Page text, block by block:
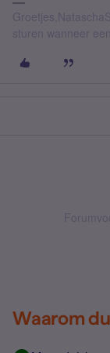
sturen wanneer
Waarom